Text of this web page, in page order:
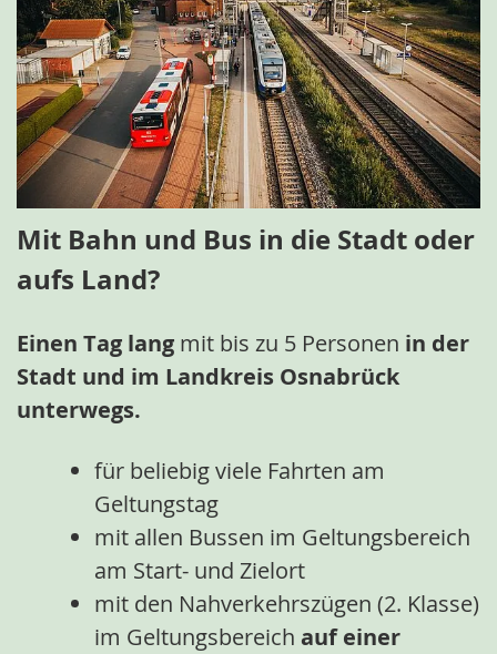
Mit Bahn und Bus in die Stadt oder
aufs Land?
Einen Tag lang mit bis zu 5 Personen in der
Stadt und im Landkreis Osnabrück
unterwegs.
für beliebig viele Fahrten am
Geltungstag
mit allen Bussen im Geltungsbereich
am Start- und Zielort
mit den Nahverkehrszügen (2. Klasse)
im Geltungsbereich auf einer